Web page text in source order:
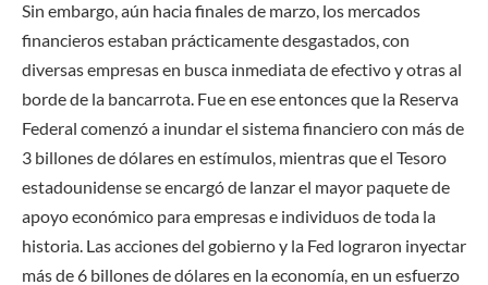
Sin embargo, aún hacia finales de marzo, los mercados
financieros estaban prácticamente desgastados, con
diversas empresas en busca inmediata de efectivo y otras al
borde de la bancarrota. Fue en ese entonces que la Reserva
Federal comenzó a inundar el sistema financiero con más de
3 billones de dólares en estímulos, mientras que el Tesoro
estadounidense se encargó de lanzar el mayor paquete de
apoyo económico para empresas e individuos de toda la
historia. Las acciones del gobierno y la Fed lograron inyectar
más de 6 billones de dólares en la economía, en un esfuerzo